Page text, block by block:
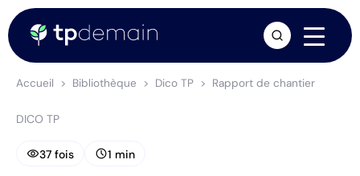
Accueil Bibliothèque Dico TP Rapport de chantier
DICO TP
visibility37 fois schedule1 min
arrow_forward